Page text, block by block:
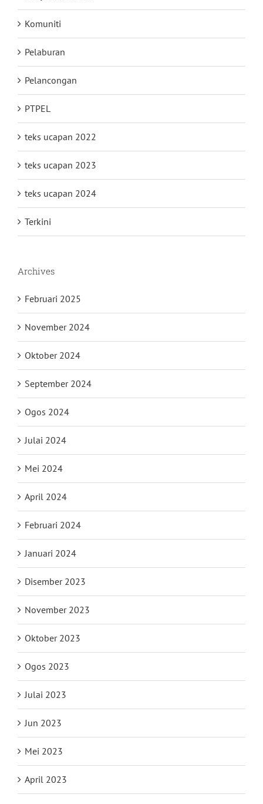
Komuniti
Pelaburan
Pelancongan
PTPEL
teks ucapan 2022
teks ucapan 2023
teks ucapan 2024
Terkini
Archives
Februari 2025
November 2024
Oktober 2024
September 2024
Ogos 2024
Julai 2024
Mei 2024
April 2024
Februari 2024
Januari 2024
Disember 2023
November 2023
Oktober 2023
Ogos 2023
Julai 2023
Jun 2023
Mei 2023
April 2023